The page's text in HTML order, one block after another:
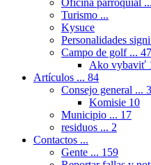
Oficina parroquial ...
Turismo ...
Kysuce
Personalidades
Campo de golf ...
Ako vybaviť
Artículos ... 84
Consejo general ...
Komisie 10
Municipio ... 17
residuos ... 2
Contactos ...
Gente ... 159